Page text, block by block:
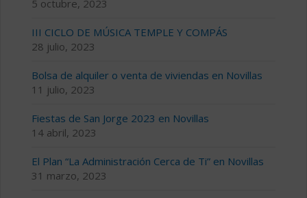
5 octubre, 2023
III CICLO DE MÚSICA TEMPLE Y COMPÁS
28 julio, 2023
Bolsa de alquiler o venta de viviendas en Novillas
11 julio, 2023
Fiestas de San Jorge 2023 en Novillas
14 abril, 2023
El Plan “La Administración Cerca de Ti” en Novillas
31 marzo, 2023